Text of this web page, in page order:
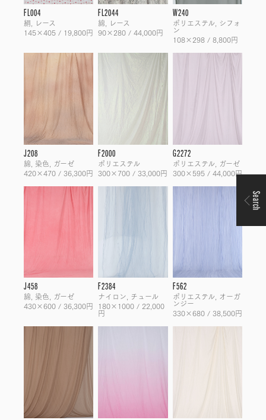
FL004
絹, レース
145×405 / 19,800円
FL2044
綿, レース
90×280 / 44,000円
W240
ポリエステル, シフォ
ン
108×298 / 8,800円
J208
綿, 染色, ガーゼ
420×470 / 36,300円
F2000
ポリエステル
300×700 / 33,000円
G2272
ポリエステル, ガーゼ
300×595 / 44,000円
J458
綿, 染色, ガーゼ
430×600 / 36,300円
F2384
ナイロン, チュール
180×1000 / 22,000
円
F562
ポリエステル, オーガ
ンジー
330×680 / 38,500円
Search